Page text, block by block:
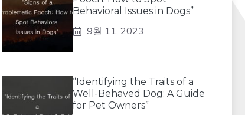
Behavioral Issues in Dogs”
9월 11, 2023
“Identifying the Traits of a
Well-Behaved Dog: A Guide
for Pet Owners”